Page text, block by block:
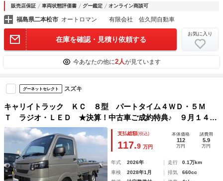
販売店保証 車両状態評価書 グー鑑定 オンライン商談可
福島県二本松市 オートロマン 有限会社 佐久間自動車
在庫を確認・見積り依頼する
お気に入り
今あなたの他に2人が見ています
グーネットセレクト スズキ
キャリイトラック ＫＣ ８型 パートタイム４ＷＤ・５Ｍ
Ｔ ラジオ・ＬＥＤ ★決算！中古車ご成約特典♪ ９月１４日
までご成約、かつ９月３０日までのご納車で当社指定純正ナビ
本体ｏｒ付属品本体（詳細は中古スタッフへ）５０％ＯＦＦ
（工賃・付属品は別途頂戴いたします）★
支払総額(税込)
117.9 万円
本体価格
112
万円
諸費用
5.9
万円
年式 2026年 走行
0.1万km
車検
2028年1月 排気
660cc